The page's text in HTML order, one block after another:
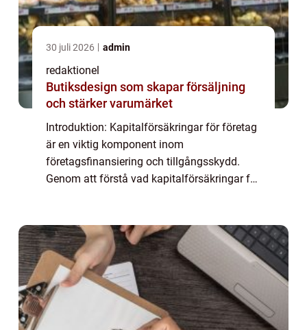
30 juli 2026 admin
redaktionel
Butiksdesign som skapar försäljning
och stärker varumärket
Introduktion: Kapitalförsäkringar för företag
är en viktig komponent inom
företagsfinansiering och tillgångsskydd.
Genom att förstå vad kapitalförsäkringar för
det gäller ...